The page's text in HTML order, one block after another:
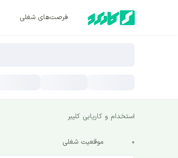
فرصت‌های شغلی
استخدام و کاریابی کلیبر
0 موقعیت شغلی